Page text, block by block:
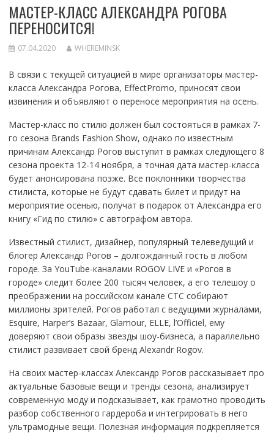
МАСТЕР-КЛАСС АЛЕКСАНДРА РОГОВА
ПЕРЕНОСИТСЯ!
07.04.2020 WHEREMINSK
В связи с текущей ситуацией в мире организаторы мастер-
класса Александра Рогова, EffectPromo, приносят свои
извинения и объявляют о переносе мероприятия на осень.
Мастер-класс по стилю должен был состояться в рамках 7-
го сезона Brands Fashion Show, однако по известным
причинам Александр Рогов выступит в рамках следующего 8
сезона проекта 12-14 ноября, а точная дата мастер-класса
будет анонсирована позже. Все поклонники творчества
стилиста, которые не будут сдавать билет и придут на
мероприятие осенью, получат в подарок от Александра его
книгу «Гид по стилю» с автографом автора.
Известный стилист, дизайнер, популярный телеведущий и
блогер Александр Рогов – долгожданный гость в любом
городе. За YouTube-каналами ROGOV LIVE и «Рогов в
городе» следит более 200 тысяч человек, а его телешоу о
преображении на российском канале СТС собирают
миллионы зрителей. Рогов работал с ведущими журналами,
Esquire, Harper’s Bazaar, Glamour, ELLE, l’Officiel, ему
доверяют свои образы звезды шоу-бизнеса, а параллельно
стилист развивает свой бренд Alexandr Rogov.
На своих мастер-классах Александр Рогов рассказывает про
актуальные базовые вещи и тренды сезона, анализирует
современную моду и подсказывает, как грамотно проводить
разбор собственного гардероба и интегрировать в него
ультрамодные вещи. Полезная информация подкрепляется